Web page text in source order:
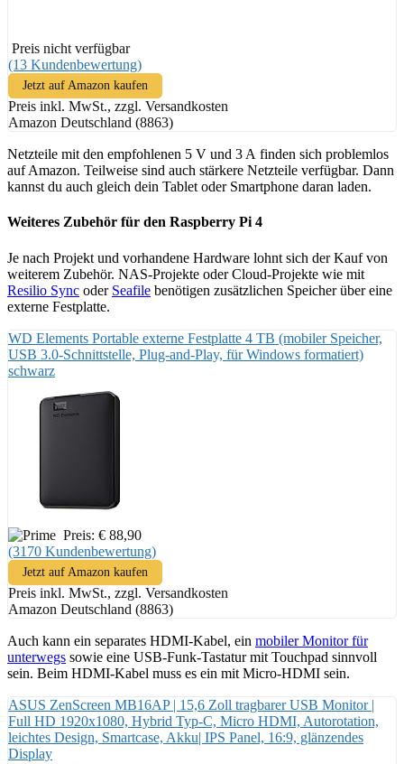
Preis nicht verfügbar
(13 Kundenbewertung)
Jetzt auf Amazon kaufen
Preis inkl. MwSt., zzgl. Versandkosten
Amazon Deutschland (8863)
Netzteile mit den empfohlenen 5 V und 3 A finden sich problemlos
auf Amazon. Teilweise sind auch stärkere Netzteile verfügbar. Dann
kannst du auch gleich dein Tablet oder Smartphone daran laden.
Weiteres Zubehör für den Raspberry Pi 4
Je nach Projekt und vorhandene Hardware lohnt sich der Kauf von
weiterem Zubehör. NAS-Projekte oder Cloud-Projekte wie mit
Resilio Sync oder Seafile benötigen zusätzlichen Speicher über eine
externe Festplatte.
WD Elements Portable externe Festplatte 4 TB (mobiler Speicher,
USB 3.0-Schnittstelle, Plug-and-Play, für Windows formatiert)
schwarz
Preis: € 88,90
(3170 Kundenbewertung)
Jetzt auf Amazon kaufen
Preis inkl. MwSt., zzgl. Versandkosten
Amazon Deutschland (8863)
Auch kann ein separates HDMI-Kabel, ein mobiler Monitor für
unterwegs sowie eine USB-Funk-Tastatur mit Touchpad sinnvoll
sein. Beim HDMI-Kabel muss es ein mit Micro-HDMI sein.
ASUS ZenScreen MB16AP | 15,6 Zoll tragbarer USB Monitor |
Full HD 1920x1080, Hybrid Typ-C, Micro HDMI, Autorotation,
leichtes Design, Smartcase, Akku| IPS Panel, 16:9, glänzendes
Display